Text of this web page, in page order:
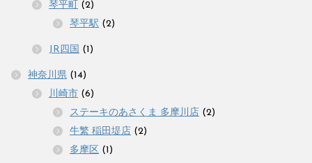
琴平町 (2)
琴平駅 (2)
JR四国 (1)
神奈川県 (14)
川崎市 (6)
ステーキのあさくま 多摩川店 (2)
牛繁 稲田堤店 (2)
多摩区 (1)